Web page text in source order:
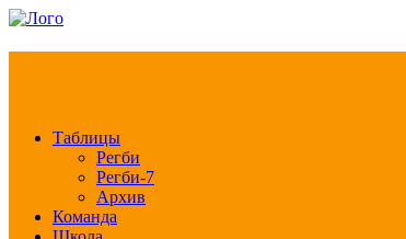
Таблицы
Регби
Регби-7
Архив
Команда